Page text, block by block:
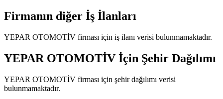
Firmanın diğer İş İlanları
YEPAR OTOMOTİV firması için iş ilanı verisi bulunmamaktadır.
YEPAR OTOMOTİV İçin Şehir Dağılımı
YEPAR OTOMOTİV firması için şehir dağılımı verisi
bulunmamaktadır.